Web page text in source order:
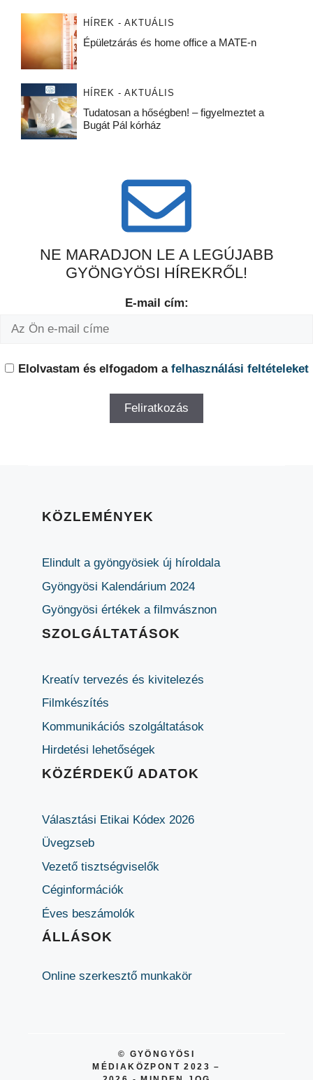
HÍREK - AKTUÁLIS
Épületzárás és home office a MATE-n
HÍREK - AKTUÁLIS
Tudatosan a hőségben! – figyelmeztet a
Bugát Pál kórház
NE MARADJON LE A LEGÚJABB
GYÖNGYÖSI HÍREKRŐL!
E-mail cím:
Elolvastam és elfogadom a felhasználási feltételeket
KÖZLEMÉNYEK
Elindult a gyöngyösiek új híroldala
Gyöngyösi Kalendárium 2024
Gyöngyösi értékek a filmvásznon
SZOLGÁLTATÁSOK
Kreatív tervezés és kivitelezés
Filmkészítés
Kommunikációs szolgáltatások
Hirdetési lehetőségek
KÖZÉRDEKŰ ADATOK
Választási Etikai Kódex 2026
Üvegzseb
Vezető tisztségviselők
Céginformációk
Éves beszámolók
ÁLLÁSOK
Online szerkesztő munkakör
© GYÖNGYÖSI
MÉDIAKÖZPONT 2023 –